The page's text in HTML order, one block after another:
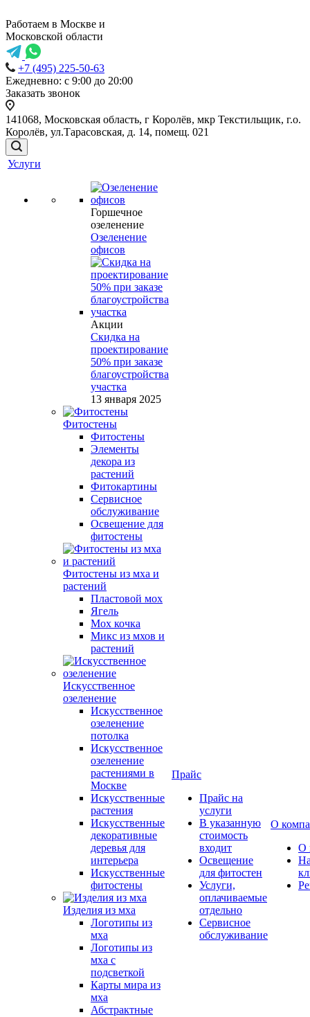
Работаем в Москве и
Московской области
+7 (495) 225-50-63
Ежедневно: с 9:00 до 20:00
Заказать звонок
141068, Московская область, г Королёв, мкр Текстильщик, г.о.
Королёв, ул.Тарасовская, д. 14, помещ. 021
Услуги
Горшечное
озеленение
Озеленение
офисов
Акции
Скидка на
проектирование
50% при заказе
благоустройства
участка
13 января 2025
Фитостены
Фитостены
Элементы
декора из
растений
Фитокартины
Сервисное
обслуживание
Освещение для
фитостены
Фитостены из мха и
растений
Пластовой мох
Ягель
Мох кочка
Микс из мхов и
растений
Искусственное
озеленение
Искусственное
озеленение
потолка
Искусственное
озеленение
растениями в
Москве
Искусственные
растения
Искусственные
декоративные
деревья для
интерьера
Искусственные
фитостены
Изделия из мха
Логотипы из
мха
Логотипы из
мха с
подсветкой
Карты мира из
мха
Абстрактные
Прайс
Прайс на
услуги
В указанную
стоимость
входит
Освещение
для фитостен
Услуги,
оплачиваемые
отдельно
Сервисное
обслуживание
О
О